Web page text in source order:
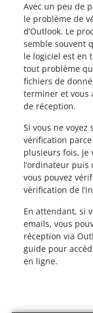
Avec un peu de
le problème de
d’Outlook. Le
semble souvent
le logiciel est en
tout problème
fichiers de
terminer et vous
de réception.
Si vous ne
vérification
plusieurs fois, je
l’ordinateur puis
vous pouvez
vérification de
En attendant, si
emails, vous
réception via
guide pour
en ligne.